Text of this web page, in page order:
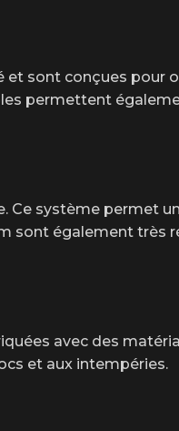
sont conçues pour
permettent
Ce système permet
sont également très
avec des
et aux intempéries.